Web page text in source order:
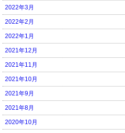
2022年3月
2022年2月
2022年1月
2021年12月
2021年11月
2021年10月
2021年9月
2021年8月
2020年10月